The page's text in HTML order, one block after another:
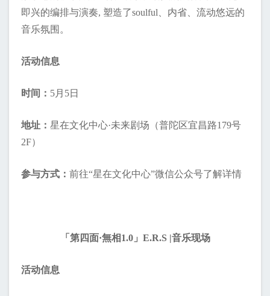
即兴的编排与演奏, 塑造了soulful、内省、流动悠远的
音乐氛围。
活动信息
时间： 5月5日
地址： 星在文化中心·未来剧场（普陀区宜昌路179号
2F）
参与方式： 前往“星在文化中心”微信公众号了解详情
「第四面·無相1.0」E.R.S |音乐现场
活动信息